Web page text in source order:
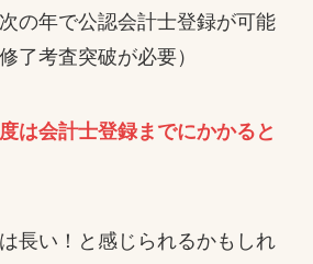
の年で公認会計士登録が可能
了考査突破が必要）
は会計士登録までにかかると
長い！と感じられるかもしれ